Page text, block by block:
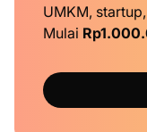
UMKM,
Mulai